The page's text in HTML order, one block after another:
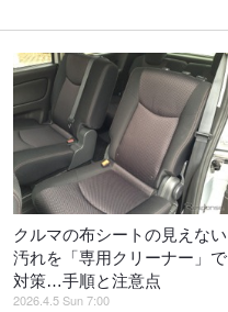
クルマの布シートの見えない
汚れを「専用クリーナー」で
対策…手順と注意点
2026.4.5 Sun 7:00